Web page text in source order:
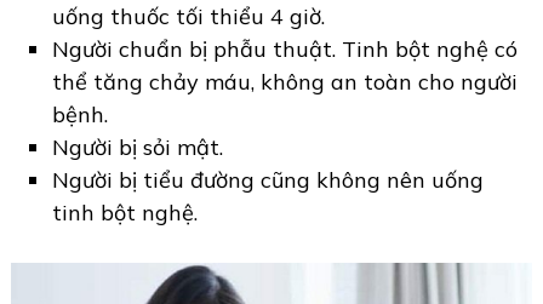
uống thuốc tối thiểu 4 giờ.
Người chuẩn bị phẫu thuật. Tinh bột nghệ có
thể tăng chảy máu, không an toàn cho người
bệnh.
Người bị sỏi mật.
Người bị tiểu đường cũng không nên uống
tinh bột nghệ.